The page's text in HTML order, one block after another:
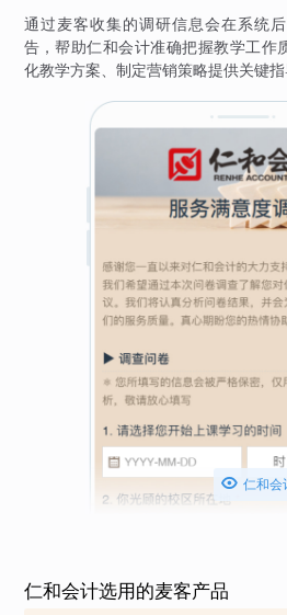
通过麦客收集的调研信息会在系统
告，帮助仁和会计准确把握教学工作
化教学方案、制定营销策略提供关键指
 仁和会
仁和会计选用的麦客产品